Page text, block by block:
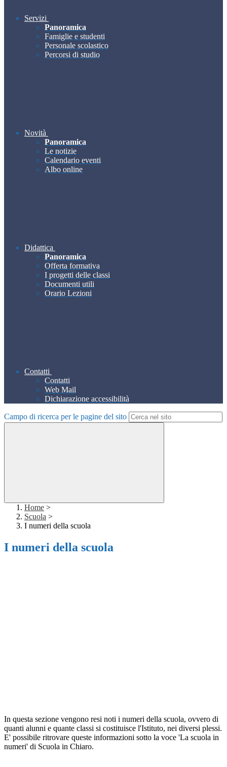
Servizi
Panoramica
Famiglie e studenti
Personale scolastico
Percorsi di studio
Novità
Panoramica
Le notizie
Calendario eventi
Albo online
Didattica
Panoramica
Offerta formativa
I progetti delle classi
Documenti utili
Orario Lezioni
Contatti
Contatti
Web Mail
Dichiarazione accessibilità
Campo di ricerca per le pagine del sito
Home >
Scuola >
I numeri della scuola
I numeri della scuola
In questa sezione vengono resi noti i numeri della scuola, ovvero di
quanti alunni e quante classi si costituisce l'Istituto, nei diversi plessi.
E' possibile ritrovare queste informazioni sotto la voce 'La scuola in
numeri' di Scuola in Chiaro.